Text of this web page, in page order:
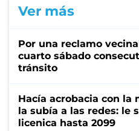
Ver más
Por una reclamo
cuarto sábado
tránsito
Hacía acrobacia con la
la subía a las redes: le
licenica hasta 2099